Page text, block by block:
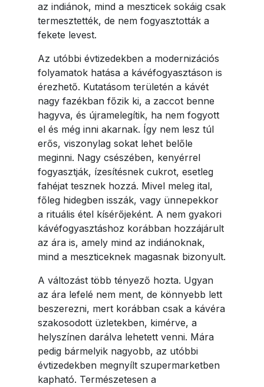
az indiánok, mind a meszticek sokáig csak
termesztették, de nem fogyasztották a
fekete levest.
Az utóbbi évtizedekben a modernizációs
folyamatok hatása a kávéfogyasztáson is
érezhető. Kutatásom területén a kávét
nagy fazékban főzik ki, a zaccot benne
hagyva, és újramelegítik, ha nem fogyott
el és még inni akarnak. Így nem lesz túl
erős, viszonylag sokat lehet belőle
meginni. Nagy csészében, kenyérrel
fogyasztják, ízesítésnek cukrot, esetleg
fahéjat tesznek hozzá. Mivel meleg ital,
főleg hidegben isszák, vagy ünnepekkor
a rituális étel kísérőjeként. A nem gyakori
kávéfogyasztáshoz korábban hozzájárult
az ára is, amely mind az indiánoknak,
mind a meszticeknek magasnak bizonyult.
A változást több tényező hozta. Ugyan
az ára lefelé nem ment, de könnyebb lett
beszerezni, mert korábban csak a kávéra
szakosodott üzletekben, kimérve, a
helyszínen darálva lehetett venni. Mára
pedig bármelyik nagyobb, az utóbbi
évtizedekben megnyílt szupermarketben
kapható. Természetesen a